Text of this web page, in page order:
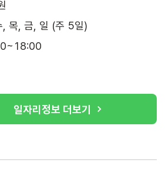
, 목, 금, 일 (주 5일)
일자리정보 더보기